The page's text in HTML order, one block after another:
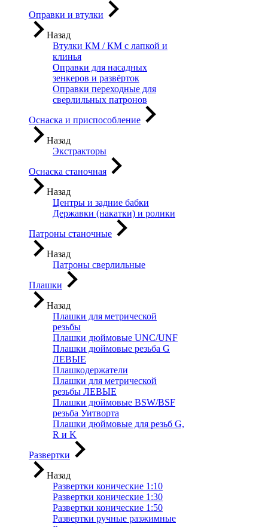
Оправки и втулки
Назад
Втулки КМ / КМ с лапкой и
клинья
Оправки для насадных
зенкеров и развёрток
Оправки переходные для
сверлильных патронов
Оснаска и приспособление
Назад
Экстракторы
Оснаска станочная
Назад
Центры и задние бабки
Державки (накатки) и ролики
Патроны станочные
Назад
Патроны сверлильные
Плашки
Назад
Плашки для метрической
резьбы
Плашки дюймовые UNC/UNF
Плашки дюймовые резьба G
ЛЕВЫЕ
Плашкодержатели
Плашки для метрической
резьбы ЛЕВЫЕ
Плашки дюймовые BSW/BSF
резьба Уитворта
Плашки дюймовые для резьб G,
R и K
Развертки
Назад
Развертки конические 1:10
Развертки конические 1:30
Развертки конические 1:50
Развертки ручные разжимные